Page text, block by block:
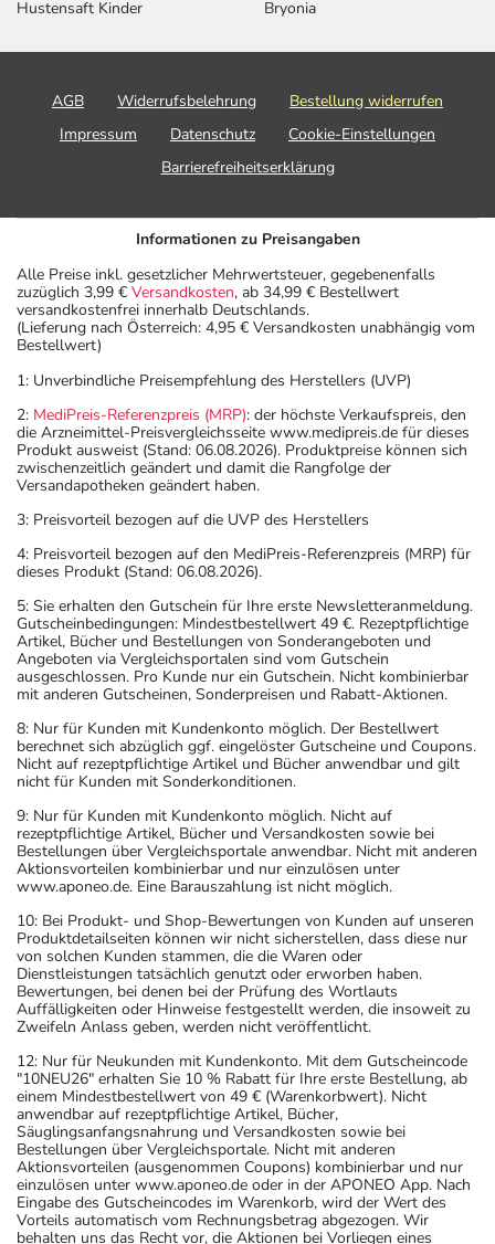
zurückliegt.
der Konsum von Alkohol möglich. Stark zuckerhaltige
Spirituosen sind selbstverständlich zu vermeiden, schon
allein wegen des Zuckers.
dem auf der Packung oder der Umverpackung
angegebenen Verfallsdatum. Das Verfallsdatum bezieht
sich auf den letzten Tag des angegebenen Monats.
Hustensaft Kinder
Bryonia
AGB Widerrufsbelehrung
Bestellung widerrufen
Impressum
Datenschutz
Cookie-Einstellungen
Barrierefreiheitserklärung
Informationen zu Preisangaben
Alle Preise inkl. gesetzlicher Mehrwertsteuer, gegebenenfalls
zuzüglich 3,99 € Versandkosten, ab 34,99 € Bestellwert
versandkostenfrei innerhalb Deutschlands.
(Lieferung nach Österreich: 4,95 € Versandkosten unabhängig vom
Bestellwert)
1: Unverbindliche Preisempfehlung des Herstellers (UVP)
2: MediPreis-Referenzpreis (MRP): der höchste Verkaufspreis, den
die Arzneimittel-Preisvergleichsseite www.medipreis.de für dieses
Produkt ausweist (Stand: 06.08.2026). Produktpreise können sich
zwischenzeitlich geändert und damit die Rangfolge der
Versandapotheken geändert haben.
3: Preisvorteil bezogen auf die UVP des Herstellers
4: Preisvorteil bezogen auf den MediPreis-Referenzpreis (MRP) für
dieses Produkt (Stand: 06.08.2026).
5: Sie erhalten den Gutschein für Ihre erste Newsletteranmeldung.
Gutscheinbedingungen: Mindestbestellwert 49 €. Rezeptpflichtige
Artikel, Bücher und Bestellungen von Sonderangeboten und
Angeboten via Vergleichsportalen sind vom Gutschein
ausgeschlossen. Pro Kunde nur ein Gutschein. Nicht kombinierbar
mit anderen Gutscheinen, Sonderpreisen und Rabatt-Aktionen.
8: Nur für Kunden mit Kundenkonto möglich. Der Bestellwert
berechnet sich abzüglich ggf. eingelöster Gutscheine und Coupons.
Nicht auf rezeptpflichtige Artikel und Bücher anwendbar und gilt
nicht für Kunden mit Sonderkonditionen.
9: Nur für Kunden mit Kundenkonto möglich. Nicht auf
rezeptpflichtige Artikel, Bücher und Versandkosten sowie bei
Bestellungen über Vergleichsportale anwendbar. Nicht mit anderen
Aktionsvorteilen kombinierbar und nur einzulösen unter
www.aponeo.de. Eine Barauszahlung ist nicht möglich.
10: Bei Produkt- und Shop-Bewertungen von Kunden auf unseren
Produktdetailseiten können wir nicht sicherstellen, dass diese nur
von solchen Kunden stammen, die die Waren oder
Dienstleistungen tatsächlich genutzt oder erworben haben.
Bewertungen, bei denen bei der Prüfung des Wortlauts
Auffälligkeiten oder Hinweise festgestellt werden, die insoweit zu
Zweifeln Anlass geben, werden nicht veröffentlicht.
12: Nur für Neukunden mit Kundenkonto. Mit dem Gutscheincode
"10NEU26" erhalten Sie 10 % Rabatt für Ihre erste Bestellung, ab
einem Mindestbestellwert von 49 € (Warenkorbwert). Nicht
anwendbar auf rezeptpflichtige Artikel, Bücher,
Säuglingsanfangsnahrung und Versandkosten sowie bei
Bestellungen über Vergleichsportale. Nicht mit anderen
Aktionsvorteilen (ausgenommen Coupons) kombinierbar und nur
einzulösen unter www.aponeo.de oder in der APONEO App. Nach
Eingabe des Gutscheincodes im Warenkorb, wird der Wert des
Vorteils automatisch vom Rechnungsbetrag abgezogen. Wir
behalten uns das Recht vor, die Aktionen bei Vorliegen eines